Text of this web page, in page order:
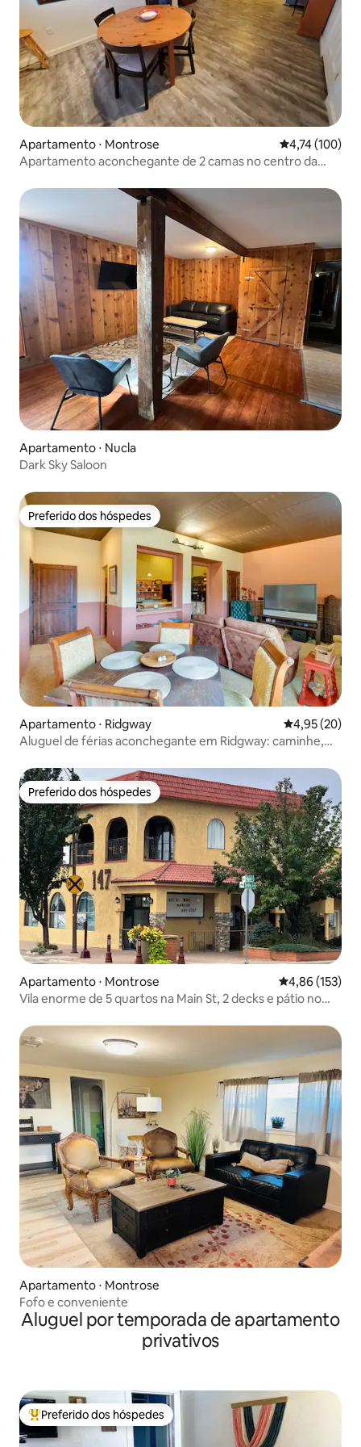
Apartamento ⋅ Montrose 4,74 de uma
4,74 (100)
Apartamento aconchegante de 2 camas no centro da
Apartamento ⋅ Nucla
Dark Sky Saloon
Preferido dos hóspedes
Preferido dos hóspedes
Apartamento ⋅ Ridgway 4,95 de uma
4,95 (20)
Aluguel de férias aconchegante em Ridgway: caminhe,
Preferido dos hóspedes
Preferido dos hóspedes
Apartamento ⋅ Montrose 4,86 de uma
4,86 (153)
Vila enorme de 5 quartos na Main St, 2 decks e pátio no
Apartamento ⋅ Montrose
Fofo e conveniente
Aluguel por temporada de apartamento
privativos
Entre os melhores preferidos dos hóspedes
Preferido dos hóspedes